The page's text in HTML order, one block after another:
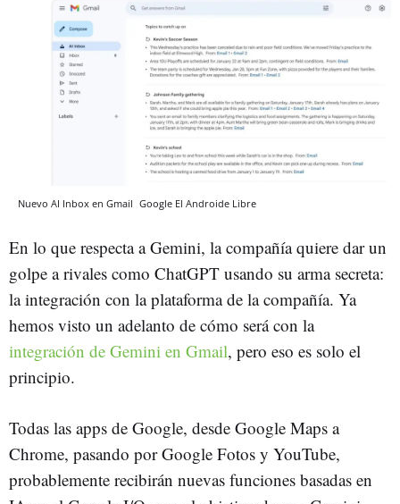
Nuevo AI Inbox en Gmail Google El Androide Libre
En lo que respecta a Gemini, la compañía quiere dar un
golpe a rivales como ChatGPT usando su arma secreta:
la integración con la plataforma de la compañía. Ya
hemos visto un adelanto de cómo será con la
integración de Gemini en Gmail, pero eso es solo el
principio.
Todas las apps de Google, desde Google Maps a
Chrome, pasando por Google Fotos y YouTube,
probablemente recibirán nuevas funciones basadas en